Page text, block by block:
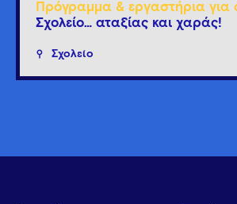
Πρόγραμμα & εργαστήρια για
Σχολείο… αταξίας και χαράς!
Σχολείο